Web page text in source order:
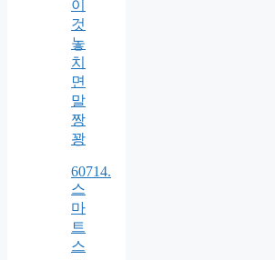
이
것
놓
치
면
말
짱
꽝
60714.
스
마
트
스